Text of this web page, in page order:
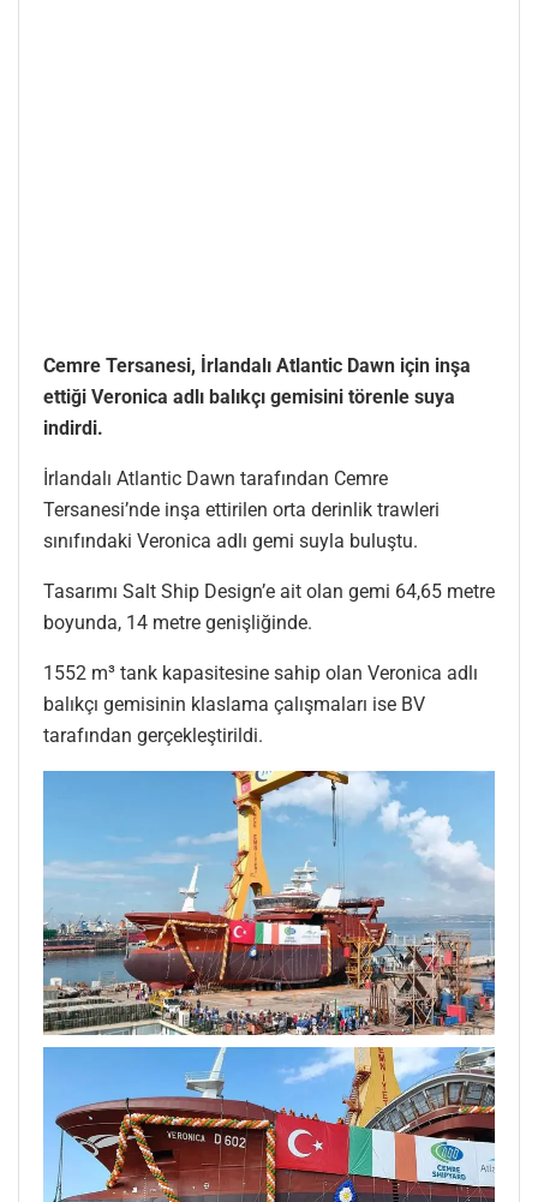
Cemre Tersanesi, İrlandalı Atlantic Dawn için inşa
ettiği Veronica adlı balıkçı gemisini törenle suya
indirdi.
İrlandalı Atlantic Dawn tarafından Cemre
Tersanesi’nde inşa ettirilen orta derinlik trawleri
sınıfındaki Veronica adlı gemi suyla buluştu.
Tasarımı Salt Ship Design’e ait olan gemi 64,65 metre
boyunda, 14 metre genişliğinde.
1552 m³ tank kapasitesine sahip olan Veronica adlı
balıkçı gemisinin klaslama çalışmaları ise BV
tarafından gerçekleştirildi.